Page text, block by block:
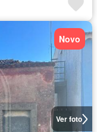
Ver foto
Novo